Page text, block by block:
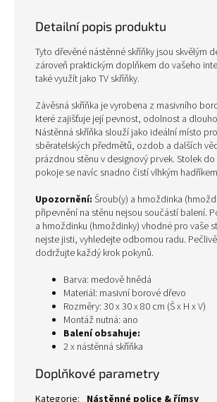
Detailní popis produktu
Tyto dřevěné nástěnné skříňky jsou skvělým
zároveň praktickým doplňkem do vašeho
také využít jako TV skříňky.
Závěsná skříňka je vyrobena z masivního
které zajišťuje její pevnost, odolnost a
Nástěnná skříňka slouží jako ideální místo
sběratelských předmětů, ozdob a dalších
prázdnou stěnu v designový prvek. Stolek
pokoje se navíc snadno čistí vlhkým
Upozornění: Šroub(y) a hmoždinka
připevnění na stěnu nejsou součástí balení.
a hmoždinku (hmoždinky) vhodné pro vaše
nejste jisti, vyhledejte odbornou radu.
dodržujte každý krok pokynů.
Barva: medově hnědá
Materiál: masivní borové dřevo
Rozměry: 30 x 30 x 80 cm (Š x H x V)
Montáž nutná: ano
Balení obsahuje:
2 x nástěnná skříňka
Doplňkové parametry
Kategorie: Nástěnné police & římsy